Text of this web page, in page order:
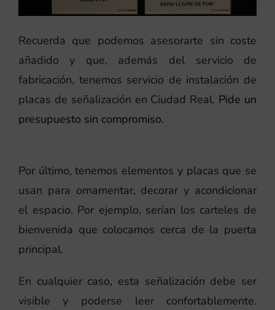
Por último, tenemos elementos y placas que se
usan para ornamentar, decorar y acondicionar
el espacio. Por ejemplo, serían los carteles de
bienvenida que colocamos cerca de la puerta
principal.
En cualquier caso, esta señalización debe ser
visible y poderse leer confortablemente.
Recuerda que podemos asesorarte sin coste
añadido y que, además del servicio de
fabricación, tenemos servicio de instalación de
placas de señalización en Ciudad Real. Pide un
presupuesto sin compromiso.